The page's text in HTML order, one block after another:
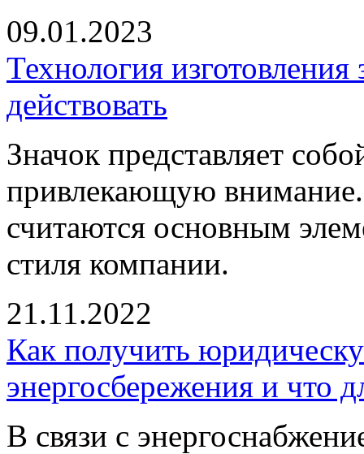
09.01.2023
Технология
действовать
Значок представляет
привлекающую
считаются основным
стиля компании.
21.11.2022
Как получить
энергосбережения и что
В связи с